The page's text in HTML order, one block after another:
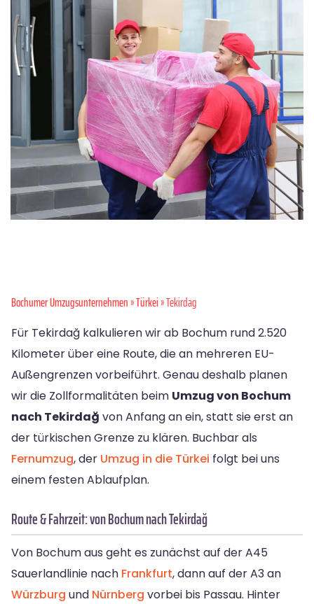
Bochumer Umzugsunternehmen»Türkei» Tekirdag
Für Tekirdağ kalkulieren wir ab Bochum rund 2.520
Kilometer über eine Route, die an mehreren EU-
Außengrenzen vorbeiführt. Genau deshalb planen
wir die Zollformalitäten beim Umzug von Bochum
nach Tekirdağ von Anfang an ein, statt sie erst an
der türkischen Grenze zu klären. Buchbar als
Fernumzug, der Umzug in die Türkei folgt bei uns
einem festen Ablaufplan.
Route & Fahrzeit: von Bochum nach Tekirdağ
Von Bochum aus geht es zunächst auf der A45
Sauerlandlinie nach Frankfurt, dann auf der A3 an
Würzburg und Nürnberg vorbei bis Passau. Hinter